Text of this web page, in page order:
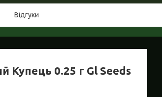
Відгуки
Купець 0.25 г Gl Seeds